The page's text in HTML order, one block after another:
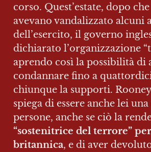
corso. Quest’estate, dopo
avevano vandalizzato alcuni
dell’esercito, il governo
dichiarato l’organizzazione
aprendo così la possibilità di
condannare fino a
chiunque la supporti.
spiega di essere anche lei
“sostenitrice del terrore”
britannica, e di aver